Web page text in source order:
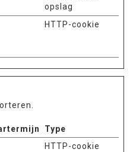
opslag
HTTP-cookie
Type
HTTP-cookie